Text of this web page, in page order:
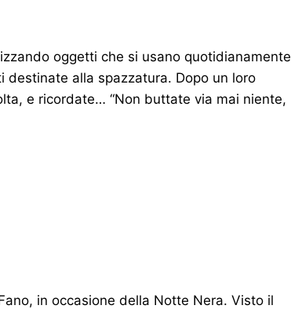
oggetti che si usano quotidianamente
destinate alla spazzatura. Dopo un loro
e ricordate… “Non buttate via mai niente,
in occasione della Notte Nera. Visto il